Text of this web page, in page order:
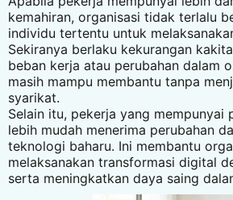
kemahiran, organisasi tidak terlalu
individu tertentu untuk
Sekiranya berlaku kekurangan
beban kerja atau perubahan dalam
masih mampu membantu tanpa
syarikat.
Selain itu, pekerja yang mempunyai
lebih mudah menerima perubahan
teknologi baharu. Ini membantu
melaksanakan transformasi digital
serta meningkatkan daya saing